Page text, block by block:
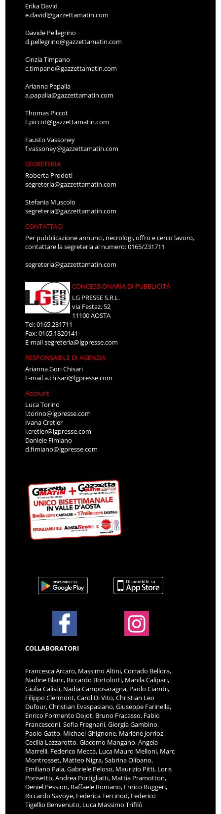
Erika David
e.david@gazzettamatin.com
Davide Pellegrino
d.pellegrino@gazzettamatin.com
Cinzia Timpano
c.timpano@gazzettamatin.com
Arianna Papalia
a.papalia@gazzettamatin.com
Thomas Piccot
t.piccot@gazzettamatin.com
Fausto Vassoney
f.vassoney@gazzettamatin.com
SEGRETERIA
Roberta Prodoti
segreteria@gazzettamatin.com
Stefania Muscolo
segreteria@gazzettamatin.com
CONTATTACI
Per pubblicazione annunci, necrologi, offro e cerco lavoro,
contattare la segreteria al numero: 0165/231711
segreteria@gazzettamatin.com
CONCESSIONARIA DI PUBBLICITÀ
LG PRESSE S.R.L.
via Festaz, 52
11100 AOSTA
Tel: 0165.231711
Fax: 0165.1820141
E-mailsegreteria@lgpresse.com
RESPONSABILE DI AGENZIA
Arianna Gori Chisari
E-maila.chisari@lgpresse.com
Account
Luca Torino
l.torino@lgpresse.com
Ivana Cretier
i.cretier@lgpresse.com
Daniele Fimiano
d.fimiano@lgpresse.com
COLLABORATORI
Francesca Arcaro, Massimo Altini, Corrado Bellora,
Nadine Blanc, Riccardo Bortolotti, Manila Calipari,
Giulia Calisti, Nadia Camposaragna, Paolo Ciambi,
Filippo Clermont, Carol Di Vito, Christian Leo
Dufour, Christian Evaspasiano, Giuseppe Farinella,
Enrico Formento Dojot, Bruno Fracasso, Fabio
Francesconi, Sofia Fregnani, Giorgia Gambino,
Paolo Gatto, Michael Ghignone, Marlène Jorrioz,
Cecilia Lazzarotto, Giacomo Mangano, Angela
Marrelli, Federico Mecca, Luca Mauro Melloni, Marc
Montrosset, Matteo Nigra, Sabrina Olibano,
Emiliano Pala, Gabriele Peloso, Maurizio Pitti, Loris
Ponsetto, Andrea Portigliatti, Mattia Pramotton,
Deniel Pession, Raffaele Romano, Enrico Ruggeri,
Riccardo Savoye, Federica Tercinod, Federico
Tigellio Benvenuto, Luca Massimo Trifilò